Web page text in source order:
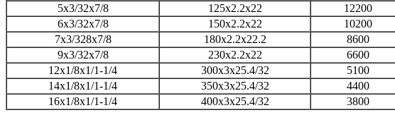
5x3/32x7/8
125x2.2x22 12200
6x3/32x7/8
150x2.2x22 10200
7x3/328x7/8
180x2.2x22.2 8600
9x3/32x7/8
230x2.2x22 6600
12x1/8x1/1-1/4
300x3x25.4/32 5100
14x1/8x1/1-1/4
350x3x25.4/32 4400
16x1/8x1/1-1/4
400x3x25.4/32 3800